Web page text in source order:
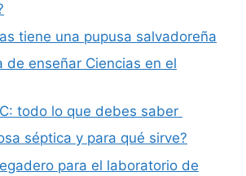
tiene una pupusa salvadoreña
de enseñar Ciencias en el
todo lo que debes saber
séptica y para qué sirve?
para el laboratorio de